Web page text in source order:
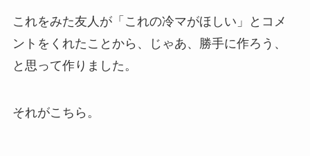
これをみた友人が「これの冷マがほしい」とコメ
ントをくれたことから、じゃあ、勝手に作ろう、
と思って作りました。
それがこちら。